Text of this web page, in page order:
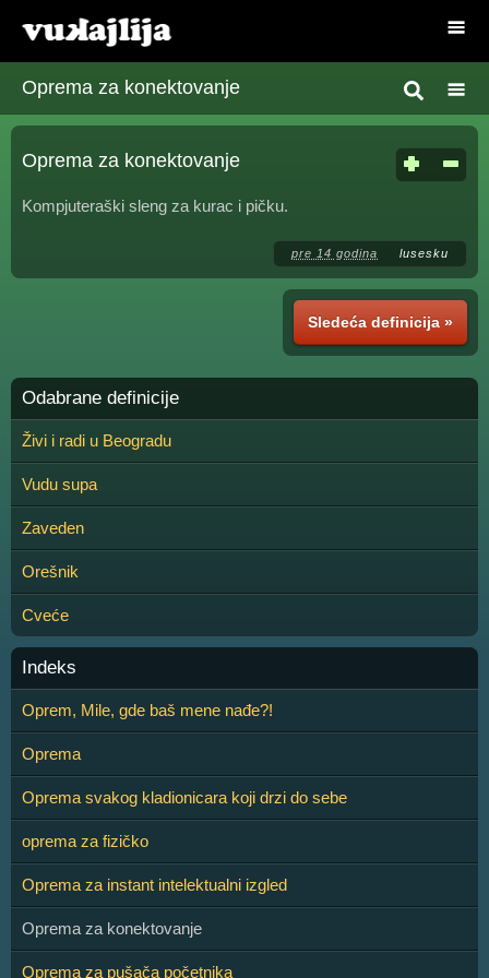
Oprema za konektovanje
Oprema za konektovanje
Kompjuteraški sleng za kurac i pičku.
pre 14 godina lusesku
Sledeća definicija »
Odabrane definicije
Živi i radi u Beogradu
Vudu supa
Zaveden
Orešnik
Cveće
Indeks
Oprem, Mile, gde baš mene nađe?!
Oprema
Oprema svakog kladionicara koji drzi do sebe
oprema za fizičko
Oprema za instant intelektualni izgled
Oprema za konektovanje
Oprema za pušača početnika